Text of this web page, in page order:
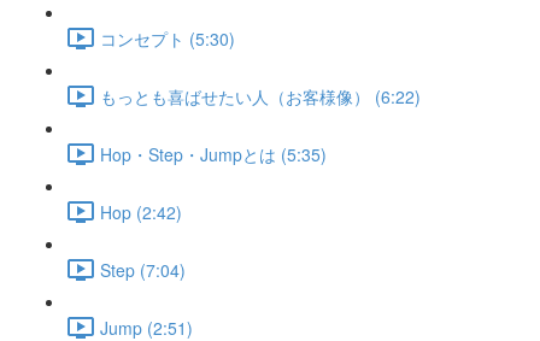
コンセプト (5:30)
もっとも喜ばせたい人（お客様像） (6:22)
Hop・Step・Jumpとは (5:35)
Hop (2:42)
Step (7:04)
Jump (2:51)